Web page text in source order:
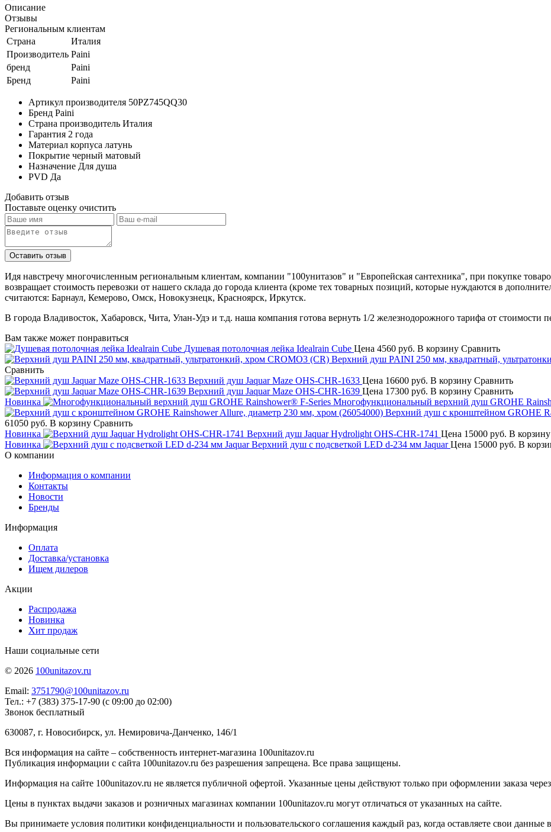
Описание
Отзывы
Региональным клиентам
Страна
Италия
Производитель Paini
бренд
Paini
Бренд
Paini
Артикул производителя 50PZ745QQ30
Бренд Paini
Страна производитель Италия
Гарантия 2 года
Материал корпуса латунь
Покрытие черный матовый
Назначение Для душа
PVD Да
Добавить отзыв
Поставьте оценку очистить
Идя навстречу многочисленным региональным клиентам, компании "100унитазов" и "Европейская сантехника", при покупке
возвращает стоимость перевозки от нашего склада до города клиента (кроме тех товарных позиций, которые нуждаются в
считаются: Барнаул, Кемерово, Омск, Новокузнецк, Красноярск, Иркутск.
В города Владивосток, Хабаровск, Чита, Улан-Удэ и т.д. наша компания готова вернуть 1/2 железнодорожного тарифа от стоимости
Вам также может понравиться
Душевая потолочная лейка Idealrain Cube Цена 4560 руб. В корзину Сравнить
Верхний душ PAINI 250 мм, квадратный,
Сравнить
Верхний душ Jaquar Maze OHS-CHR-1633 Цена 16600 руб. В корзину Сравнить
Верхний душ Jaquar Maze OHS-CHR-1639 Цена 17300 руб. В корзину Сравнить
Новинка
Многофункциональный верхний душ GROHE
Верхний душ с кронштейном GROHE
61050 руб. В корзину Сравнить
Новинка
Верхний душ Jaquar Hydrolight OHS-CHR-1741 Цена 15000 руб. В корзину
Новинка
Верхний душ с подсветкой LED d-234 мм Jaquar Цена 15000 руб. В
О компании
Информация о компании
Контакты
Новости
Бренды
Информация
Оплата
Доставка/установка
Ищем дилеров
Акции
Распродажа
Новинка
Хит продаж
Наши социальные сети
© 2026 100unitazov.ru
Email: 3751790@100unitazov.ru
Тел.: +7 (383) 375-17-90 (с 09:00 до 02:00)
Звонок бесплатный
630087, г. Новосибирск, ул. Немировича-Данченко, 146/1
Вся информация на сайте – собственность интернет-магазина 100unitazov.ru
Публикация информации с сайта 100unitazov.ru без разрешения запрещена. Все права защищены.
Информация на сайте 100unitazov.ru не является публичной офертой. Указанные цены действуют только при оформлении заказа
Цены в пунктах выдачи заказов и розничных магазинах компании 100unitazov.ru могут отличаться от указанных на сайте.
Вы принимаете условия политики конфиденциальности и пользовательского соглашения каждый раз, когда оставляете свои